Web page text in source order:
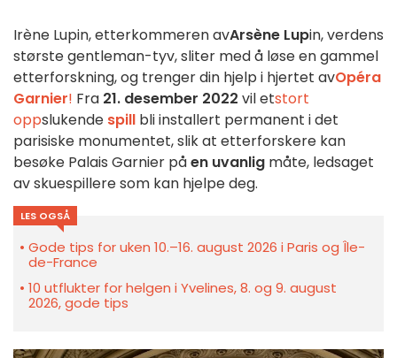
Irène Lupin, etterkommeren avArsène Lupin, verdens
største gentleman-tyv, sliter med å løse en gammel
etterforskning, og trenger din hjelp i hjertet avOpéra
Garnier! Fra 21. desember 2022 vil etstort
oppslukende spill bli installert permanent i det
parisiske monumentet, slik at etterforskere kan
besøke Palais Garnier påen uvanlig måte, ledsaget
av skuespillere som kan hjelpe deg.
LES OGSÅ
Gode tips for uken 10.–16. august 2026 i Paris og Île-
de-France
10 utflukter for helgen i Yvelines, 8. og 9. august
2026, gode tips